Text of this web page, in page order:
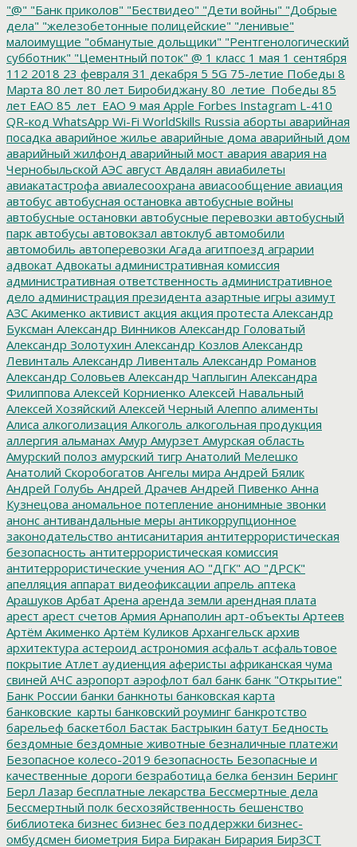
"@" "Банк приколов" "Бествидео" "Дети войны" "Добрые
дела" "железобетонные полицейские" "ленивые"
малоимущие "обманутые дольщики" "Рентгенологический
субботник" "Цементный поток" @ 1 класс 1 мая 1 сентября
112 2018 23 февраля 31 декабря 5 5G 75-летие Победы 8
Марта 80 лет 80 лет Биробиджану 80_летие_Победы 85
лет ЕАО 85_лет_ЕАО 9 мая Apple Forbes Instagram L-410
QR-код WhatsApp Wi-Fi WorldSkills Russia аборты аварийная
посадка аварийное жилье аварийные дома аварийный дом
аварийный жилфонд аварийный мост авария авария на
Чернобыльской АЭС август Авдалян авиабилеты
авиакатастрофа авиалесоохрана авиасообщение авиация
автобус автобусная остановка автобусные войны
автобусные остановки автобусные перевозки автобусный
парк автобусы автовокзал автоклуб автомобили
автомобиль автоперевозки Агада агитпоезд аграрии
адвокат Адвокаты административная комиссия
административная ответственность административное
дело администрация президента азартные игры азимут
АЗС Акименко активист акция акция протеста Александр
Буксман Александр Винников Александр Головатый
Александр Золотухин Александр Козлов Александр
Левинталь Александр Ливенталь Александр Романов
Александр Соловьев Александр Чаплыгин Александра
Филиппова Алексей Корниенко Алексей Навальный
Алексей Хозяйский Алексей Черный Алеппо алименты
Алиса алкоголизация Алкоголь алкогольная продукция
аллергия альманах Амур Амурзет Амурская область
Амурский полоз амурский тигр Анатолий Мелешко
Анатолий Скоробогатов Ангелы мира Андрей Бялик
Андрей Голубь Андрей Драчев Андрей Пивенко Анна
Кузнецова аномальное потепление анонимные звонки
анонс антивандальные меры антикоррупционное
законодательство антисанитария антитеррористическая
безопасность антитеррористическая комиссия
антитеррористические учения АО "ДГК" АО "ДРСК"
апелляция аппарат видеофиксации апрель аптека
Арашуков Арбат Арена аренда земли арендная плата
арест арест счетов Армия Арнаполин арт-объекты Артеев
Артём Акименко Артём Куликов Архангельск архив
архитектура астероид астрономия асфальт асфальтовое
покрытие Атлет аудиенция аферисты африканская чума
свиней АЧС аэропорт аэрофлот бал банк банк "Открытие"
Банк России банки банкноты банковская карта
банковские_карты банковский роуминг банкротство
барельеф баскетбол Бастак Бастрыкин батут Бедность
бездомные бездомные животные безналичные платежи
Безопасное колесо-2019 безопасность Безопасные и
качественные дороги безработица белка бензин Беринг
Берл Лазар бесплатные лекарства Бессмертные дела
Бессмертный полк бесхозяйственность бешенство
библиотека бизнес бизнес без поддержки бизнес-
омбудсмен биометрия Бира Биракан Бирария БирЗСТ